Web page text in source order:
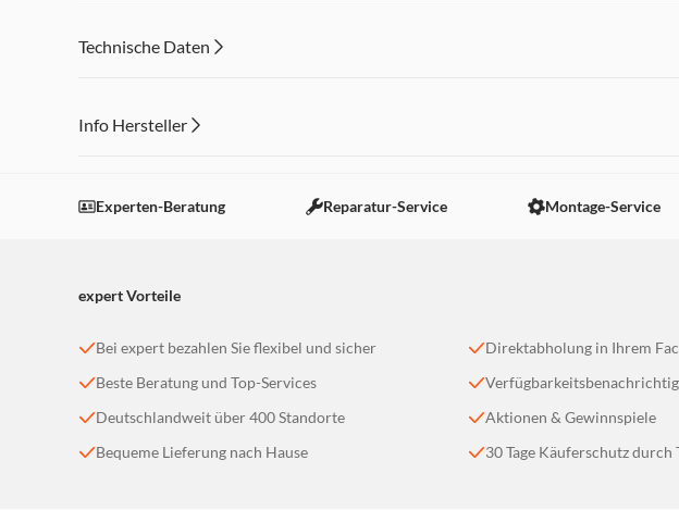
Technische Daten
Info Hersteller
Einstellungen anpassen
Experten-Beratung Reparatur-Service Montage-Service
expert Vorteile
Bei expert bezahlen Sie flexibel und sicher
Beste Beratung und Top-Services
Deutschlandweit über 400 Standorte
Bequeme Lieferung nach Hause
Direktabholung in Ihrem
Aktionen & Gewinnspiele
30 Tage Käuferschutz durch